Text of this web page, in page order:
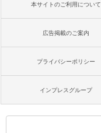
本サイトのご利用について
広告掲載のご案内
プライバシーポリシー
インプレスグループ